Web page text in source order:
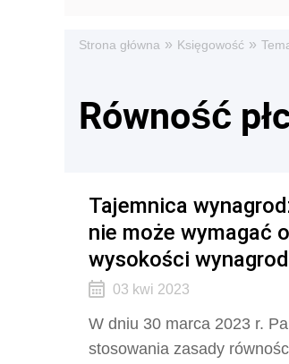
Strona główna » Księgowość »
Równość
Tajemnica
nie może wymagać
wysokości
03 kwi 2023
W dniu 30 marca 2023 r.
stosowania zasady